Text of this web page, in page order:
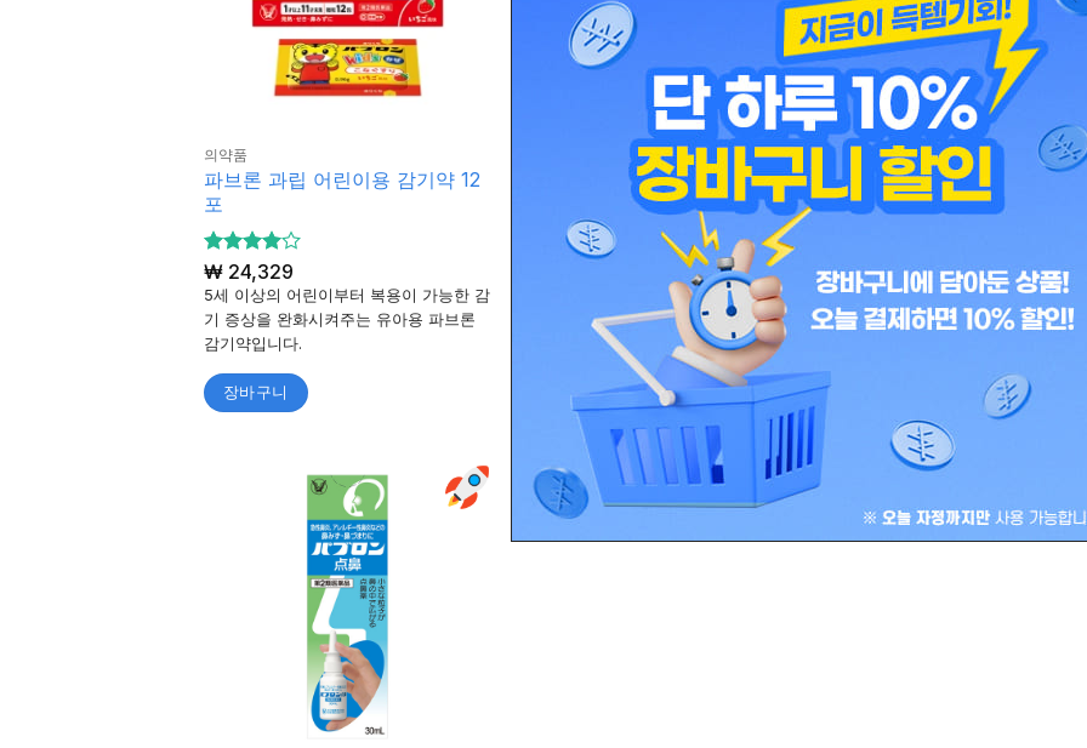
의약품
파브론 과립 어린이용 감기약 12
포
5 중에서
4로 평
가됨
₩24,329
5세 이상의 어린이부터 복용이 가능한 감
기 증상을 완화시켜주는 유아용 파브론
감기약입니다.
장바구니
파브론 어린이용 감기약 40정
5세 이상의 어린이부터 복용
이 가능한 감기 증상을 완화시켜주는 유
아용 파브론 감기약입니다.
장바구니
건강/건강식품
파브론 어린이 좌약 10개입
₩8,253
🚀빠른배송+2자녀의 갑작스러운 발
빠른 효과